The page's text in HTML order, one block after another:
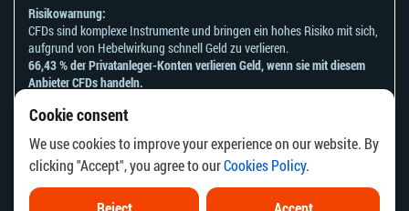
Cookie consent
We use cookies to improve your experience on our website. By
clicking "Accept", you agree to ourCookies Policy.
Risikowarnung:
CFDs sind komplexe Instrumente und bringen ein hohes Risiko mit sich,
aufgrund von Hebelwirkung schnell Geld zu verlieren.
66,43 % der Privatanleger-Konten verlieren Geld, wenn sie mit diesem
Anbieter CFDs handeln.
ob Sie es sich leisten können, zu riskieren, Ihr Geld zu verlieren.
Bitte beachten Sie unsere
Risikoanerkennungen und Offenlegungen
Die Informationen auf dieser Website sind nicht für Personen bestimmt,
die in einem Land oder einer Rechtsordnung ansässig sind, in dem die
Verbreitung oder Nutzung dieser Informationen gegen die örtlichen
Gesetze oder Vorschriften verstoßen würde.